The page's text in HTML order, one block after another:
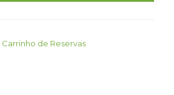
Carrinho de Reservas